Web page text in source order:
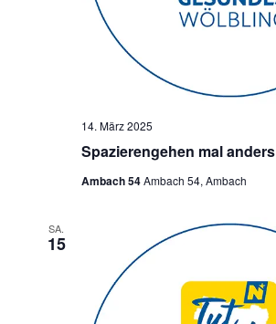
Spazierengehen mal anders
14. März 2025
Ambach 54Ambach 54, Ambach
SA.
15